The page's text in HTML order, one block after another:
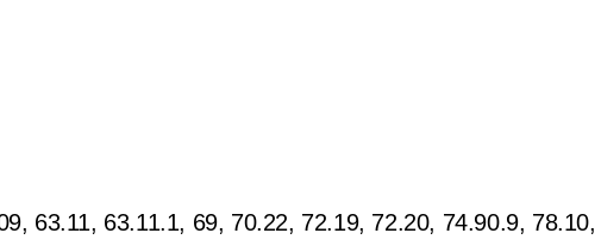
63.11, 63.11.1, 69, 70.22, 72.19, 72.20, 74.90.9, 78.10,